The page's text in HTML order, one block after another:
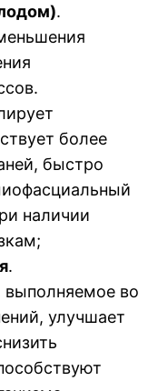
.
более
быстро
наличии
.
во
улучшает